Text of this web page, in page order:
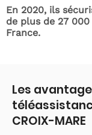
En 2020, ils
de plus de 27
France.
Les
CROIX-MARE